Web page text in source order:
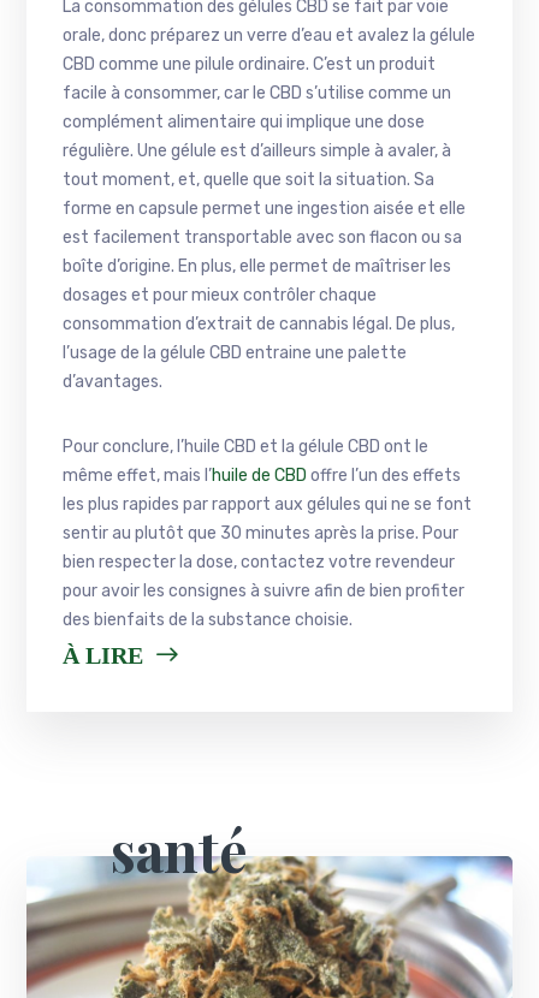
La consommation des gélules CBD se fait par voie
orale, donc préparez un verre d’eau et avalez la gélule
CBD comme une pilule ordinaire. C’est un produit
facile à consommer, car le CBD s’utilise comme un
complément alimentaire qui implique une dose
régulière. Une gélule est d’ailleurs simple à avaler, à
tout moment, et, quelle que soit la situation. Sa
forme en capsule permet une ingestion aisée et elle
est facilement transportable avec son flacon ou sa
boîte d’origine. En plus, elle permet de maîtriser les
dosages et pour mieux contrôler chaque
consommation d’extrait de cannabis légal. De plus,
l’usage de la gélule CBD entraine une palette
d’avantages.
Pour conclure, l’huile CBD et la gélule CBD ont le
même effet, mais l’huile de CBD offre l’un des effets
les plus rapides par rapport aux gélules qui ne se font
sentir au plutôt que 30 minutes après la prise. Pour
bien respecter la dose, contactez votre revendeur
pour avoir les consignes à suivre afin de bien profiter
des bienfaits de la substance choisie.
À LIRE
santé